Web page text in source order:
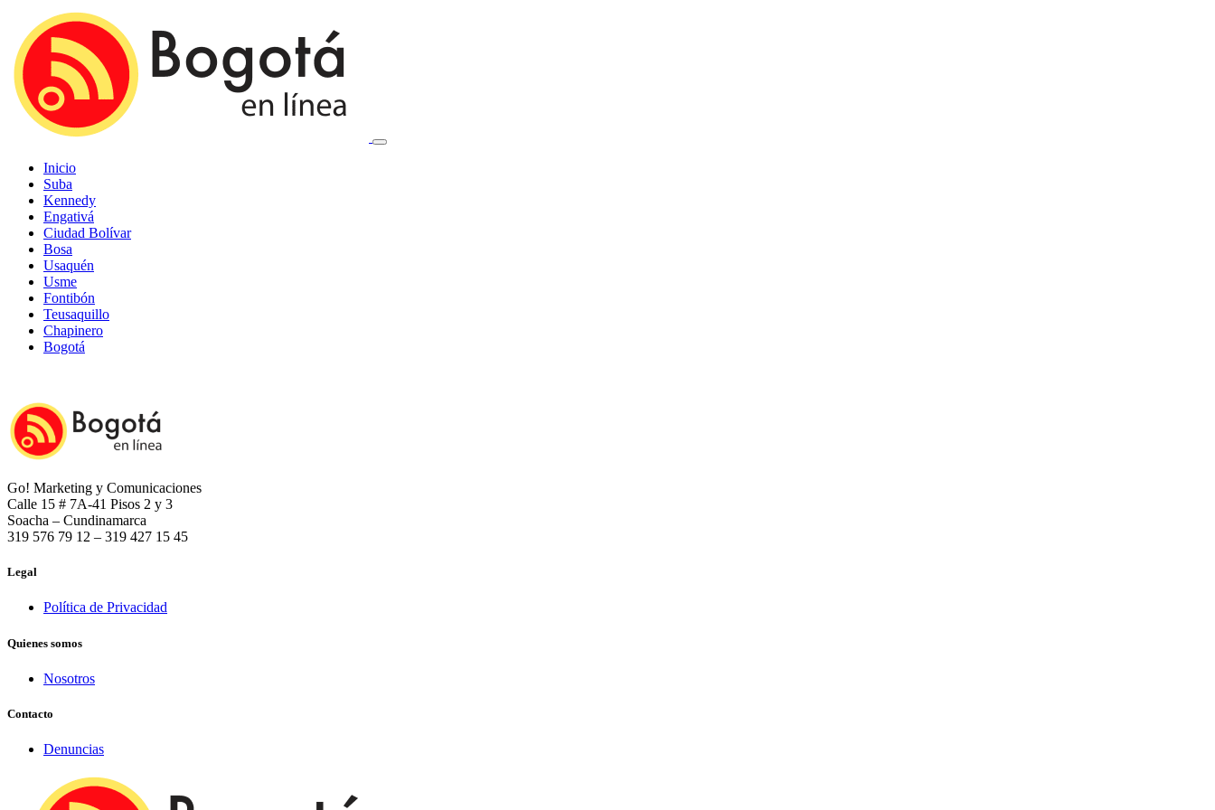
Inicio
Suba
Kennedy
Engativá
Ciudad Bolívar
Bosa
Usaquén
Usme
Fontibón
Teusaquillo
Chapinero
Bogotá
Go! Marketing y Comunicaciones
Calle 15 # 7A-41 Pisos 2 y 3
Soacha – Cundinamarca
319 576 79 12 – 319 427 15 45
Legal
Política de Privacidad
Quienes somos
Nosotros
Contacto
Denuncias